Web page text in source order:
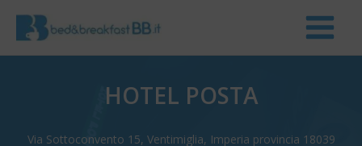
HOTEL POSTA
Via Sottoconvento 15, Ventimiglia, Imperia provincia 18039